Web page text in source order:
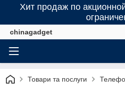
Хит продаж по
chinagadget
Товари та послуги